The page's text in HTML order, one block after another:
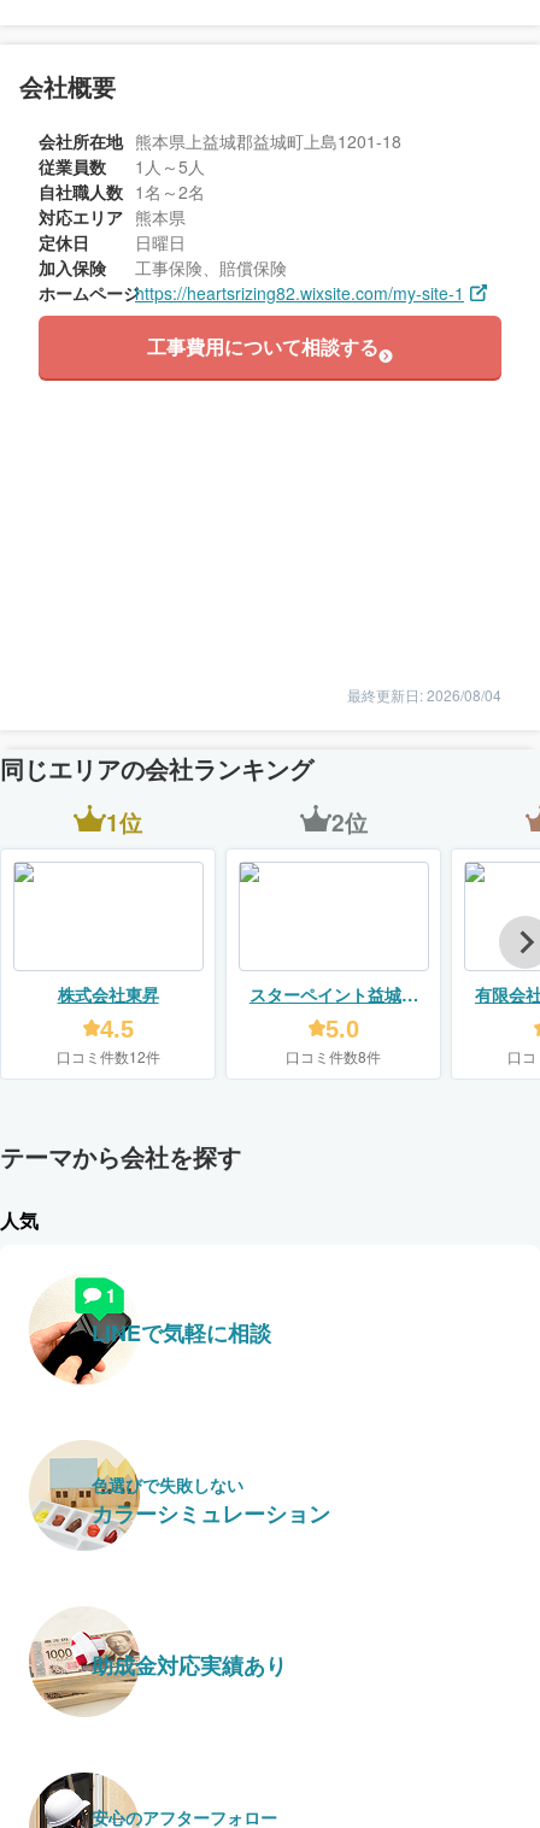
会社概要
会社所在地 熊本県上益城郡益城町上島1201-18
従業員数
1人～5人
自社職人数 1名～2名
対応エリア 熊本県
定休日
日曜日
加入保険
工事保険、賠償保険
ホームページhttps://heartsrizing82.wixsite.com/my-site-1
工事費用について相談する
最終更新日: 2026/08/04
同じエリアの会社ランキング
1位
株式会社東昇
4.5
口コミ件数12件
2位
スターペイント益城店
（美双建）
5.0
口コミ件数8件
有限会
口
テーマから会社を探す
人気
LINEで気軽に相談
色選びで失敗しない
カラーシミュレーション
助成金対応実績あり
安心のアフターフォロー